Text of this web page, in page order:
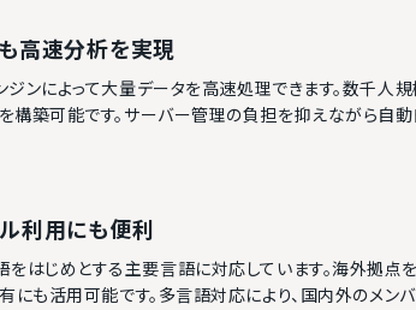
高速分析を実現
によって大量データを高速処理できます。数千人規
築可能です。サーバー管理の負担を抑えながら自
利用にも便利
はじめとする主要言語に対応しています。海外拠点
にも活用可能です。多言語対応により、国内外のメン